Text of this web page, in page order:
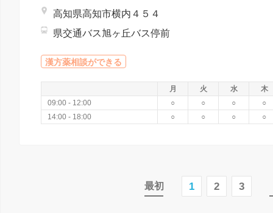
高知県高知市横内４５４
県交通バス旭ヶ丘バス停前
漢方薬相談ができる
月 火 水
木
09:00 - 12:00
○ ○ ○
○
14:00 - 18:00
○ ○ ○ ○
最初 1 2 3